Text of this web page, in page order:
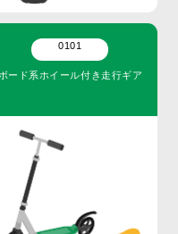
0101
ボード系ホイール付き走行ギア